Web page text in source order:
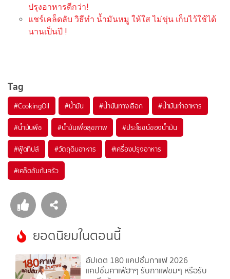
ปรุงอาหารดีกว่า!
แชร์เคล็ดลับ วิธีทำ น้ำมันหมู ให้ใส ไม่ขุ่น เก็บไว้ใช้ได้
นานเป็นปี !
Tag
#CookingOil #น้ำมัน #น้ำมันทางเลือก #น้ำมันทำอาหาร
#น้ำมันพืช #น้ำมันเพื่อสุขภาพ #ประโยชน์ของน้ำมัน
#ฟู้ดทิปส์ #วัตถุดิบอาหาร #เครื่องปรุงอาหาร
#เคล็ดลับก้นครัว
ยอดนิยมในตอนนี้
อัปเดต 180 แคปชั่นกาแฟ 2026
แคปชั่นคาเฟ่ฮาๆ รับกาแฟขมๆ หรือรับ